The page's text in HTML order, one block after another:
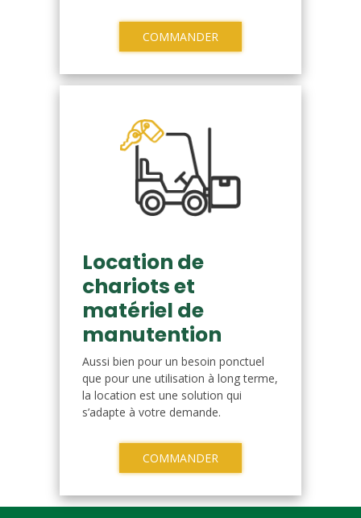
COMMANDER
Location de
chariots et
matériel de
manutention
Aussi bien pour un besoin ponctuel
que pour une utilisation à long terme,
la location est une solution qui
s’adapte à votre demande.
COMMANDER